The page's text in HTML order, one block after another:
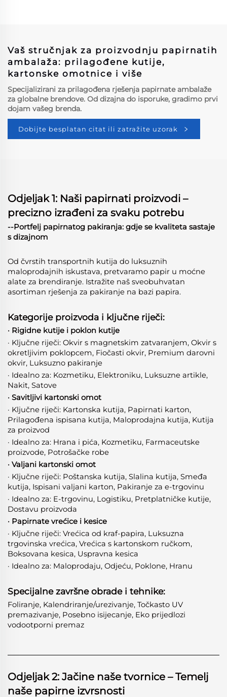
Vaš stručnjak za proizvodnju papirnatih
ambalaža: prilagođene kutije,
kartonske omotnice i više
Specijalizirani za prilagođena rješenja papirnate ambalaže
za globalne brendove. Od dizajna do isporuke, gradimo prvi
dojam vašeg brenda.
Dobijte besplatan citat ili zatražite uzorak
Odjeljak 1: Naši papirnati proizvodi –
precizno izrađeni za svaku potrebu
--Portfelj papirnatog pakiranja: gdje se kvaliteta sastaje
s dizajnom
Od čvrstih transportnih kutija do luksuznih
maloprodajnih iskustava, pretvaramo papir u moćne
alate za brendiranje. Istražite naš sveobuhvatan
asortiman rješenja za pakiranje na bazi papira.
Kategorije proizvoda i ključne riječi:
· Rigidne kutije i poklon kutije
· Ključne riječi: Okvir s magnetskim zatvaranjem, Okvir s
okretljivim poklopcem, Fiočasti okvir, Premium darovni
okvir, Luksuzno pakiranje
· Idealno za: Kozmetiku, Elektroniku, Luksuzne artikle,
Nakit, Satove
· Savitljivi kartonski omot
· Ključne riječi: Kartonska kutija, Papirnati karton,
Prilagođena ispisana kutija, Maloprodajna kutija, Kutija
za proizvod
· Idealno za: Hrana i pića, Kozmetiku, Farmaceutske
proizvode, Potrošačke robе
· Valjani kartonski omot
· Ključne riječi: Poštanska kutija, Slalina kutija, Smeđa
kutija, Ispisani valjani karton, Pakiranje za e-trgovinu
· Idealno za: E-trgovinu, Logistiku, Pretplatničke kutije,
Dostavu proizvoda
· Papirnate vrećice i kesice
· Ključne riječi: Vrećica od kraf-papira, Luksuzna
trgovinska vrećica, Vrećica s kartonskom ručkom,
Boksovana kesica, Uspravna kesica
· Idealno za: Maloprodaju, Odjeću, Poklone, Hranu
Specijalne završne obrade i tehnike:
Foliranje, Kalendriranje/urezivanje, Točkasto UV
premazivanje, Posebno isijecanje, Eko prijedlozi
vodootporni premaz
Odjeljak 2: Jačine naše tvornice – Temelj
naše papirne izvrsnosti